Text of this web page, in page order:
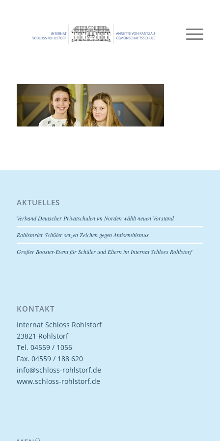
AKTUELLES
Verband Deutscher Privatschulen im Norden wählt neuen Vorstand
Rohlstorfer Schüler setzen Zeichen gegen Antisemitismus
Großer Booster-Event für Schüler und Eltern im Internat Schloss Rohlstorf
KONTAKT
Internat Schloss Rohlstorf
23821 Rohlstorf
Tel. 04559 / 1056
Fax. 04559 / 188 620
info@schloss-rohlstorf.de
www.schloss-rohlstorf.de